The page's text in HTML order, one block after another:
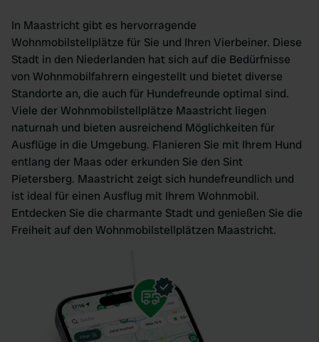
In Maastricht gibt es hervorragende
Wohnmobilstellplätze für Sie und Ihren Vierbeiner. Diese
Stadt in den Niederlanden hat sich auf die Bedürfnisse
von Wohnmobilfahrern eingestellt und bietet diverse
Standorte an, die auch für Hundefreunde optimal sind.
Viele der Wohnmobilstellplätze Maastricht liegen
naturnah und bieten ausreichend Möglichkeiten für
Ausflüge in die Umgebung. Flanieren Sie mit Ihrem Hund
entlang der Maas oder erkunden Sie den Sint
Pietersberg. Maastricht zeigt sich hundefreundlich und
ist ideal für einen Ausflug mit Ihrem Wohnmobil.
Entdecken Sie die charmante Stadt und genießen Sie die
Freiheit auf den Wohnmobilstellplätzen Maastricht.